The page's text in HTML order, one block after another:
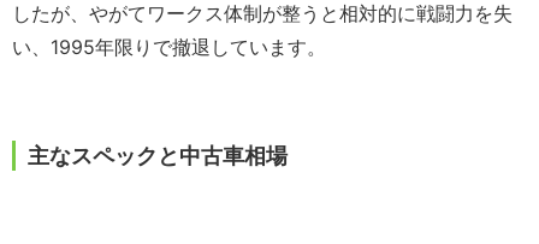
したが、やがてワークス体制が整うと相対的に戦闘力を失
い、1995年限りで撤退しています。
主なスペックと中古車相場